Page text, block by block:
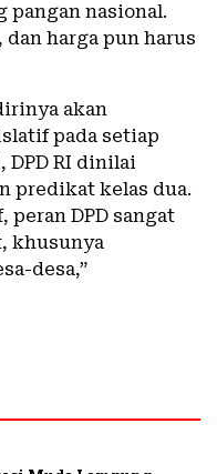
pangan nasional.
harga pun harus
akan
pada setiap
DPD RI dinilai
predikat kelas dua.
peran DPD sangat
khusunya
desa,”